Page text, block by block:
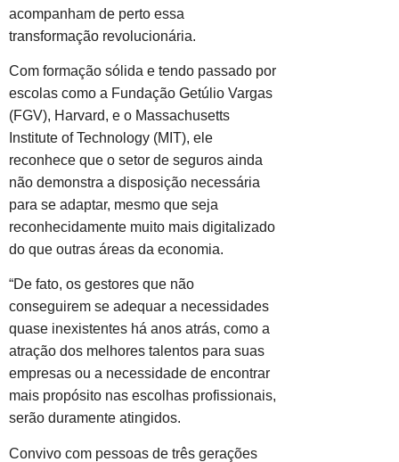
acompanham de perto essa
transformação revolucionária.
Com formação sólida e tendo passado por
escolas como a Fundação Getúlio Vargas
(FGV), Harvard, e o Massachusetts
Institute of Technology (MIT), ele
reconhece que o setor de seguros ainda
não demonstra a disposição necessária
para se adaptar, mesmo que seja
reconhecidamente muito mais digitalizado
do que outras áreas da economia.
“De fato, os gestores que não
conseguirem se adequar a necessidades
quase inexistentes há anos atrás, como a
atração dos melhores talentos para suas
empresas ou a necessidade de encontrar
mais propósito nas escolhas profissionais,
serão duramente atingidos.
Convivo com pessoas de três gerações